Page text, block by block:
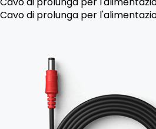
Cavo di prolunga per